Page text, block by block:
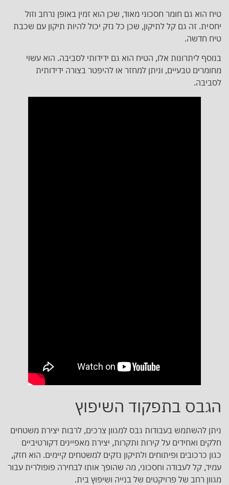
טיח הוא גם חומר חסכוני מאוד, שכן הוא זמין באופן נרחב וזול
יחסית. זה גם קל לתיקון, שכן כל נזק יכול להיות תיקון עם שכבת
טיח חדשה.
בנוסף ליתרונות אלו, הטיח הוא גם ידידותי לסביבה. הוא עשוי
מחומרים טבעיים, וניתן למחזר או להיפטר בצורה ידידותית
לסביבה.
הגבס בתפקוד השיפוץ
ניתן להשתמש בעבודות גבס למגוון צרכים, לרבות יצירת משטחים
חלקים ואחידים על קירות ותקרות, יצירת מאפיינים דקורטיביים
כגון כרכובים ופיתוחים ולתיקון נזקים למשטחים קיימים. הוא חזק,
עמיד, קל לעבודה וחסכוני, מה שהופך אותו לבחירה פופולרית עבור
מגוון רחב של פרויקטים של בנייה ושיפוץ בית.